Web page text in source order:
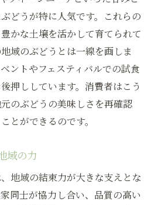
どうが特に人気です。これらの
かな土壌を活かして育てられて
域のぶどうとは一線を画しま
ントやフェスティバルでの試食
押ししています。消費者はこう
のぶどうの美味しさを再確認
とができるのです。
域の力
地域の結束力が大きな支えとな
同士が協力し合い、品質の高い